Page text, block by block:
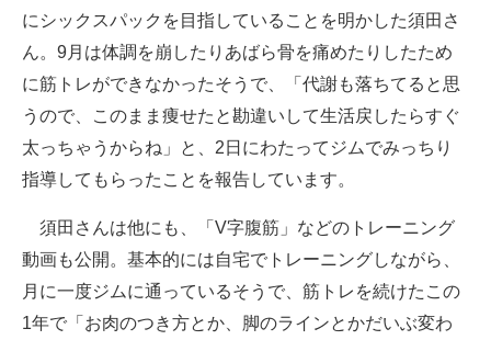
製造業のIT導入・活用を支援
モノづくり技術者専門サイト
エレクトロニクス専門サイト
電子設計の基本と応用
エネルギーの専門メディア
建設×テクノロジーの最前線
ちょっと気になるネットの話題
にシックスパックを目指していることを明かした須田さ
ん。9月は体調を崩したりあばら骨を痛めたりしたため
に筋トレができなかったそうで、「代謝も落ちてると思
うので、このまま痩せたと勘違いして生活戻したらすぐ
太っちゃうからね」と、2日にわたってジムでみっちり
指導してもらったことを報告しています。
須田さんは他にも、「V字腹筋」などのトレーニング
動画も公開。基本的には自宅でトレーニングしながら、
月に一度ジムに通っているそうで、筋トレを続けたこの
1年で「お肉のつき方とか、脚のラインとかだいぶ変わ